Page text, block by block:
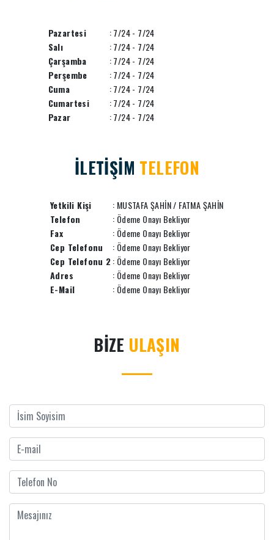
Pazartesi
: 7/24 - 7/24
Salı
: 7/24 - 7/24
Çarşamba
: 7/24 - 7/24
Perşembe
: 7/24 - 7/24
Cuma
: 7/24 - 7/24
Cumartesi
: 7/24 - 7/24
Pazar
: 7/24 - 7/24
İLETİŞİM TELEFON
Yetkili Kişi
: MUSTAFA ŞAHİN / FATMA ŞAHİN
Telefon
: Ödeme Onayı Bekliyor
Fax
: Ödeme Onayı Bekliyor
Cep Telefonu
: Ödeme Onayı Bekliyor
Cep Telefonu 2: Ödeme Onayı Bekliyor
Adres
: Ödeme Onayı Bekliyor
E-Mail
: Ödeme Onayı Bekliyor
BİZE ULAŞIN